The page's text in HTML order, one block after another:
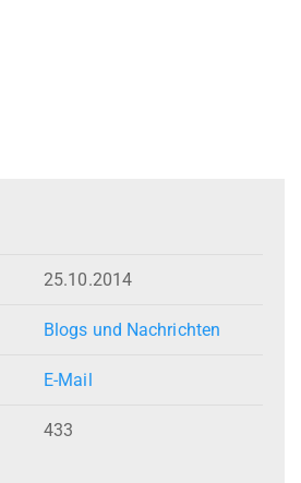
25.10.2014
Blogs und Nachrichten
E-Mail
433